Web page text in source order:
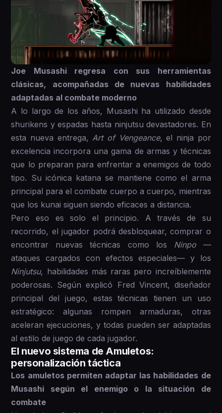
Joe Musashi regresa con sus herramientas
clásicas, acompañadas de nuevas habilidades
adaptadas al combate moderno
A lo largo de los años, Musashi ha utilizado desde
shurikens y espadas hasta ninjutsu devastadores. En
esta nueva entrega, Art of Vengeance, el ninja por
excelencia incorpora una gama de armas y técnicas
que lo preparan para enfrentar a enemigos de todo
tipo. Su icónica katana se mantiene como el arma
principal para el combate cuerpo a cuerpo, mientras
que los kunai siguen siendo eficaces a distancia.
Pero eso es solo el principio. A través de su
recorrido, el jugador podrá desbloquear, comprar o
encontrar nuevas técnicas como los Ninpo—
ataques cargados con efectos especiales— y los
Ninjutsu, habilidades más raras pero increíblemente
poderosas. Según explicó Fred Vincent, diseñador
principal del juego, estas técnicas tienen un uso
estratégico: algunas rompen armaduras, otras
aceleran ejecuciones, y todas pueden ser adaptadas
al estilo de juego de cada jugador.
El nuevo sistema de Amuletos:
personalización táctica
Los amuletos permiten adaptar las habilidades de
Musashi según el enemigo o la situación de
combate